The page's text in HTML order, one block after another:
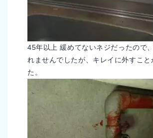
45年以上 緩めてないネジだったので
れませんでしたが、キレイに外すこと
た。